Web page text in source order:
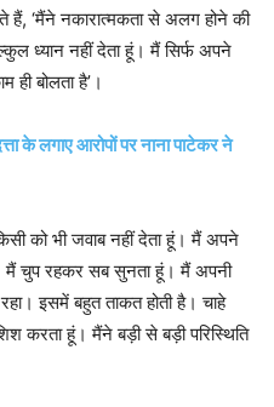
हैं, ‘मैंने नकारात्मकता से अलग होने की
ध्यान नहीं देता हूं। मैं सिर्फ अपने
बोलता है’।
के लगाए आरोपों पर नाना पाटेकर ने
को भी जवाब नहीं देता हूं। मैं अपने
मैं चुप रहकर सब सुनता हूं। मैं अपनी
इसमें बहुत ताकत होती है। चाहे
करता हूं। मैंने बड़ी से बड़ी परिस्थिति